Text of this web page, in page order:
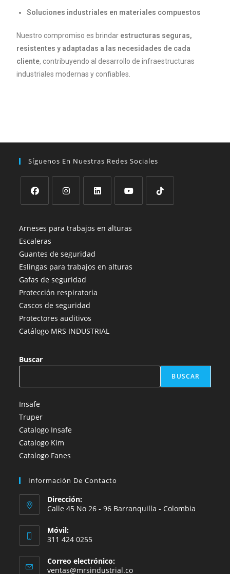
Soluciones industriales en materiales compuestos
Nuestro compromiso es brindar estructuras seguras,
resistentes y adaptadas a las necesidades de cada
cliente, contribuyendo al desarrollo de infraestructuras
industriales modernas y confiables.
Síguenos En Nuestras Redes Sociales
Arneses para trabajos en alturas
Escaleras
Guantes de seguridad
Eslingas para trabajos en alturas
Gafas de seguridad
Protección respiratoria
Cascos de seguridad
Protectores auditivos
Catálogo MRS INDUSTRIAL
Buscar
BUSCAR
Insafe
Truper
Catalogo Insafe
Catalogo Kim
Catalogo Fanes
Información De Contacto
Dirección:
Calle 45 No 26 - 96 Barranquilla - Colombia
Móvil:
311 424 0255
Correo electrónico:
ventas@mrsindustrial.co